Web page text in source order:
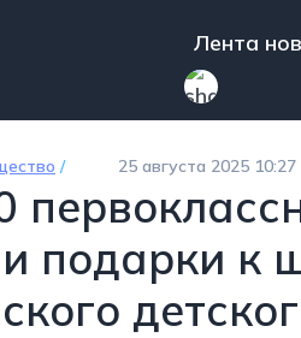
Main
Лента
/ 25 августа 2025 10:27
подарки к